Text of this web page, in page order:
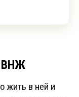
ВНЖ
жить в ней и